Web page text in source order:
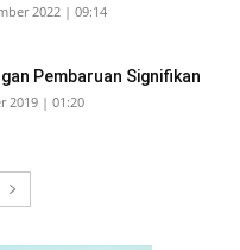
2022 | 09:14
Pembaruan Signifikan
2019 | 01:20